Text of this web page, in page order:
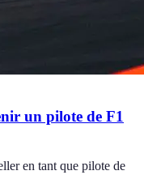
un pilote de F1
en tant que pilote de